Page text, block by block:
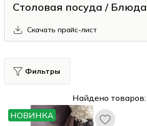
Столовая посуда / Блюда
Скачать прайс-лист
Фильтры
Найдено товаров:
НОВИНКА